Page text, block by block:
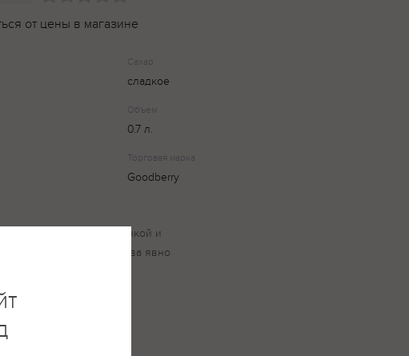
от цены в магазине
Сахар
сладкое
Объем
0.7 л.
Торговая марка
Goodberry
мягкий с легкой кислинкой и
голубика и клюква явно